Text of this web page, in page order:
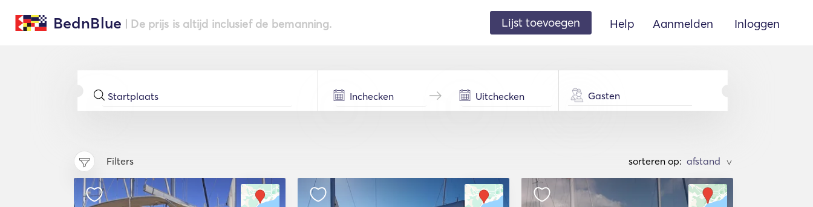
BednBlue | De prijs is altijd inclusief de bemanning. Lijst toevoegen Help Aanmelden Inloggen
Gasten
Filters sorteren op: >